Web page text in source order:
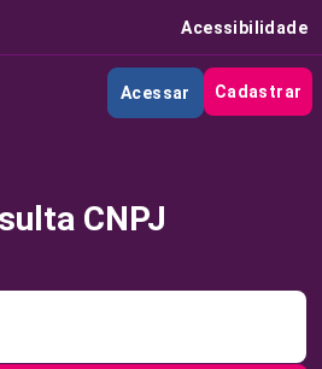
Acessibilidade
Acessar Cadastrar
CNPJ